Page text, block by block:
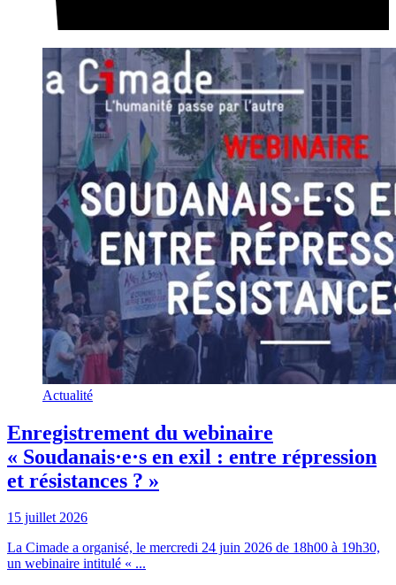
Actualité
Enregistrement du webinaire
« Soudanais·e·s en exil : entre répression
et résistances ? »
15 juillet 2026
La Cimade a organisé, le mercredi 24 juin 2026 de 18h00 à 19h30,
un webinaire intitulé « ...